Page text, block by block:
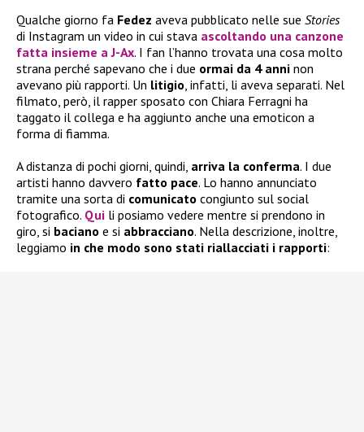
Qualche giorno fa Fedez aveva pubblicato nelle sue Stories
di Instagram un video in cui stava ascoltando una canzone
fatta insieme a J-Ax. I fan l’hanno trovata una cosa molto
strana perché sapevano che i due ormai da 4 anni non
avevano più rapporti. Un litigio, infatti, li aveva separati. Nel
filmato, però, il rapper sposato con Chiara Ferragni ha
taggato il collega e ha aggiunto anche una emoticon a
forma di fiamma.
A distanza di pochi giorni, quindi, arriva la conferma. I due
artisti hanno davvero fatto pace. Lo hanno annunciato
tramite una sorta di comunicato congiunto sul social
fotografico. Qui li posiamo vedere mentre si prendono in
giro, si baciano e si abbracciano. Nella descrizione, inoltre,
leggiamo in che modo sono stati riallacciati i rapporti: